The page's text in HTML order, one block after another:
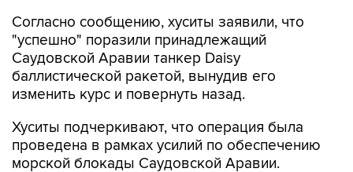
Согласно сообщению, хуситы заявили, что
"успешно" поразили принадлежащий
Саудовской Аравии танкер Daisy
баллистической ракетой, вынудив его
изменить курс и повернуть назад.
Хуситы подчеркивают, что операция была
проведена в рамках усилий по обеспечению
морской блокады Саудовской Аравии.